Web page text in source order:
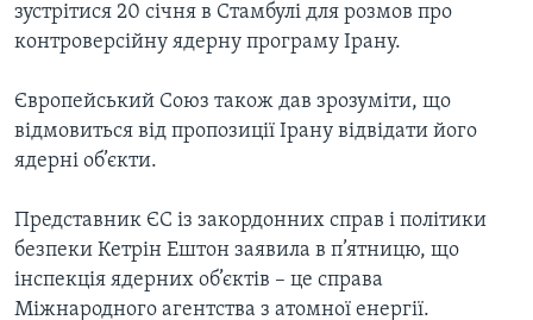
ПОГЛЯД З ВАШИНГТОНА
Мови
зустрітися 20 січня в Стамбулі для розмов про
контроверсійну ядерну програму Ірану.
Європейський Союз також дав зрозуміти, що
відмовиться від пропозиції Ірану відвідати його
ядерні об’єкти.
Представник ЄС із закордонних справ і політики
безпеки Кетрін Ештон заявила в п’ятницю, що
інспекція ядерних об’єктів – це справа
Міжнародного агентства з атомної енергії.